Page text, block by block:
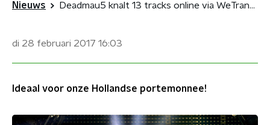
Nieuws Deadmau5 knalt 13 tracks online via WeTransfer
di 28 februari 2017 16:03
Ideaal voor onze Hollandse portemonnee!